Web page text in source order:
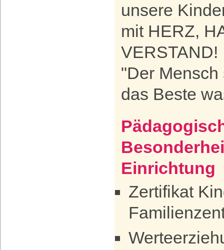
unsere
mit HERZ,
VERSTAND!
"Der
das Beste
Einrichtung
Zertifikat